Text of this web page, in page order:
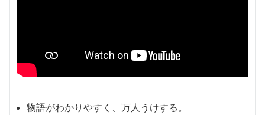
物語がわかりやすく、万人うけする。